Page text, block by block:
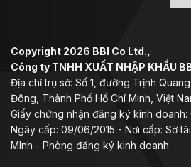
Copyright 2026 BBI Co Ltd.,
Công ty TNHH XUẤT NHẬP KHẨU
Địa chỉ trụ sở: Số 1, đường Trịnh
Đông, Thành Phố Hồ Chí Minh, Việt
Giấy chứng nhận đăng ký kinh doanh:
Ngày cấp: 09/06/2015 - Nơi cấp: Sở
MInh - Phòng đăng ký kinh doanh